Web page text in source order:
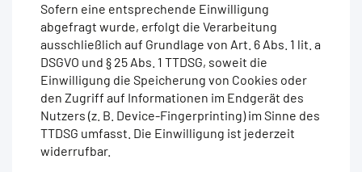
Sofern eine entsprechende Einwilligung
abgefragt wurde, erfolgt die Verarbeitung
ausschließlich auf Grundlage von Art. 6 Abs. 1 lit. a
DSGVO und § 25 Abs. 1 TTDSG, soweit die
Einwilligung die Speicherung von Cookies oder
den Zugriff auf Informationen im Endgerät des
Nutzers (z. B. Device-Fingerprinting) im Sinne des
TTDSG umfasst. Die Einwilligung ist jederzeit
widerrufbar.